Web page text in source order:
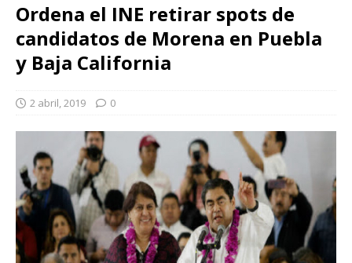
Ordena el INE retirar spots de
candidatos de Morena en Puebla
y Baja California
2 abril, 2019 0